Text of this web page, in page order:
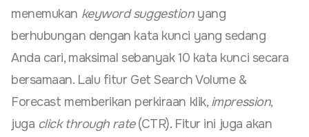
menemukan keyword suggestionyang
berhubungan dengan kata kunci yang sedang
Anda cari, maksimal sebanyak 10 kata kunci secara
bersamaan. Lalu fitur Get Search Volume &
Forecast memberikan perkiraan klik, impression,
juga click through rate(CTR). Fitur ini juga akan